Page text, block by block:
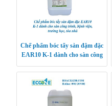
Chế phẩm bóc tẩy sàn đậm đặc
EAR10 K-1 dành cho sàn công
nhà